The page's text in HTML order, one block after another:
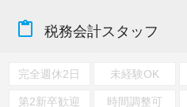
content_paste 税務会計スタッフ
完全週休2日 未経験OK
第2新卒歓迎 時間調整可